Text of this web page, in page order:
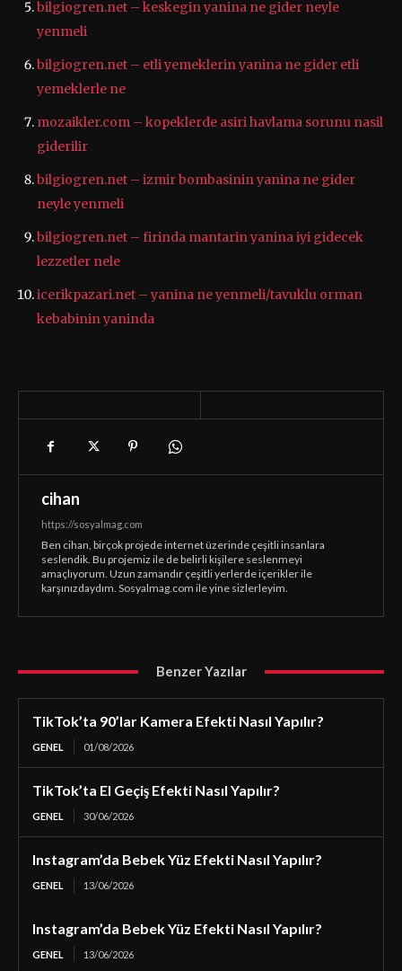
bilgiogren.net – keskegin yanina ne gider neyle
yenmeli
bilgiogren.net – etli yemeklerin yanina ne gider etli
yemeklerle ne
mozaikler.com – kopeklerde asiri havlama sorunu nasil
giderilir
bilgiogren.net – izmir bombasinin yanina ne gider
neyle yenmeli
bilgiogren.net – firinda mantarin yanina iyi gidecek
lezzetler nele
icerikpazari.net – yanina ne yenmeli/tavuklu orman
kebabinin yaninda
cihan
https://sosyalmag.com
Ben cihan, birçok projede internet üzerinde çeşitli insanlara
seslendik. Bu projemiz ile de belirli kişilere seslenmeyi
amaçlıyorum. Uzun zamandır çeşitli yerlerde içerikler ile
karşınızdaydım. Sosyalmag.com ile yine sizlerleyim.
Benzer Yazılar
TikTok’ta 90’lar Kamera Efekti Nasıl Yapılır?
GENEL 01/08/2026
TikTok’ta El Geçiş Efekti Nasıl Yapılır?
GENEL 30/06/2026
Instagram’da Bebek Yüz Efekti Nasıl Yapılır?
GENEL 13/06/2026
Instagram’da Bebek Yüz Efekti Nasıl Yapılır?
GENEL 13/06/2026